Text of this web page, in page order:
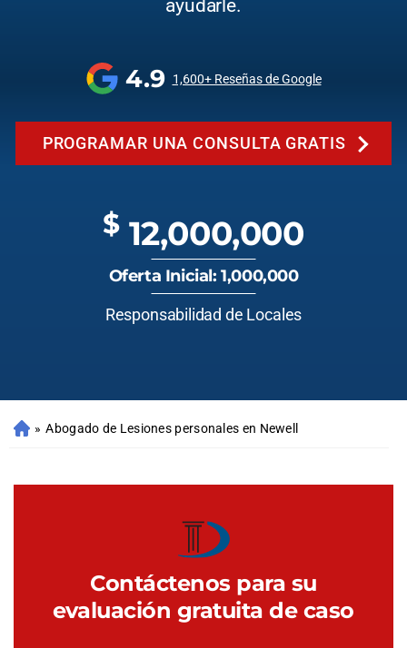
ayudarle.
4.9 1,600+ Reseñas de Google
PROGRAMAR UNA CONSULTA GRATIS
$ 12,000,000
Oferta Inicial: 1,000,000
Responsabilidad de Locales
» Abogado de Lesiones personales en Newell
Contáctenos para su
evaluación gratuita de caso